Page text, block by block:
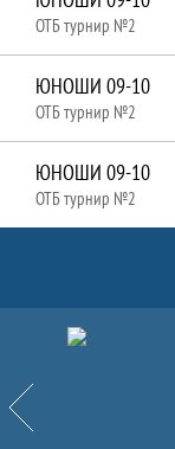
ОТБ турнир №2
ЮНОШИ 09-10
ОТБ турнир №2
ЮНОШИ 09-10
ОТБ турнир №2
Назад
Партнёры